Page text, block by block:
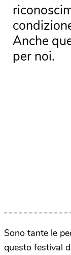
Anche
per noi.
Sono tante le
questo festival